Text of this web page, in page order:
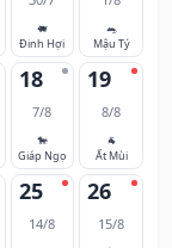
🐖
Đinh Hợi
🐀
Mậu Tý
18
7/8
🐎
Giáp Ngọ
19
8/8
🐐
Ất Mùi
25
14/8
26
15/8